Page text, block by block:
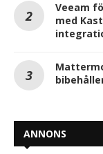
Veeam
med
ANNONS